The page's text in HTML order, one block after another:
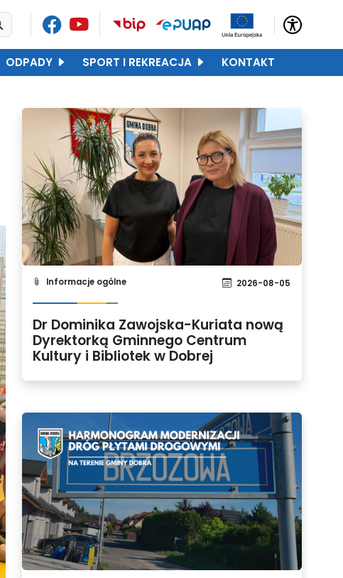
ODPADY SPORT I REKREACJA KONTAKT
Informacje ogólne 2026-08-05
Dr Dominika Zawojska-Kuriata nową
Dyrektorką Gminnego Centrum
Kultury i Bibliotek w Dobrej